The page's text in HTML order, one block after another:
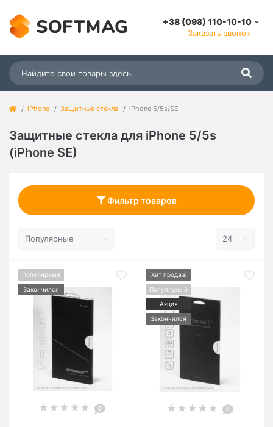
+38 (098) 110-10-10
Заказать звонок
iPhone Защитные стекла iPhone 5/5s/SE
Защитные стекла для iPhone 5/5s
(iPhone SE)
Фильтр товаров
Популярный
Закончился
0
Хит продаж
Популярный
Акция
Закончился
0